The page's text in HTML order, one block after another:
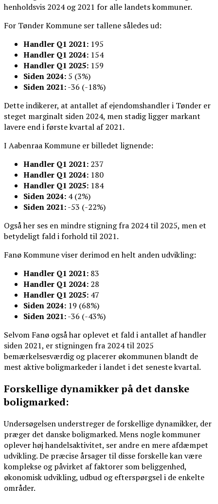
henholdsvis 2024 og 2021 for alle landets kommuner.
For Tønder Kommune ser tallene således ud:
Handler Q1 2021: 195
Handler Q1 2024: 154
Handler Q1 2025: 159
Siden 2024: 5 (3%)
Siden 2021:-36 (-18%)
Dette indikerer, at antallet af ejendomshandler i Tønder er
steget marginalt siden 2024, men stadig ligger markant
lavere end i første kvartal af 2021.
I Aabenraa Kommune er billedet lignende:
Handler Q1 2021: 237
Handler Q1 2024: 180
Handler Q1 2025: 184
Siden 2024: 4 (2%)
Siden 2021:-53 (-22%)
Også her ses en mindre stigning fra 2024 til 2025, men et
betydeligt fald i forhold til 2021.
Fanø Kommune viser derimod en helt anden udvikling:
Handler Q1 2021: 83
Handler Q1 2024: 28
Handler Q1 2025: 47
Siden 2024: 19 (68%)
Siden 2021:-36 (-43%)
Selvom Fanø også har oplevet et fald i antallet af handler
siden 2021, er stigningen fra 2024 til 2025
bemærkelsesværdig og placerer økommunen blandt de
mest aktive boligmarkeder i landet i det seneste kvartal.
Forskellige dynamikker på det danske
boligmarked:
Undersøgelsen understreger de forskellige dynamikker, der
præger det danske boligmarked. Mens nogle kommuner
oplever høj handelsaktivitet, ser andre en mere afdæmpet
udvikling. De præcise årsager til disse forskelle kan være
komplekse og påvirket af faktorer som beliggenhed,
økonomisk udvikling, udbud og efterspørgsel i de enkelte
områder.